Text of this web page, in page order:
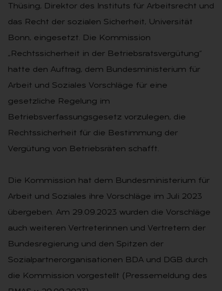
Thüsing, Direktor des Instituts für Arbeitsrecht und
das Recht der sozialen Sicherheit, Universität
Bonn, eingesetzt. Die Kommission
„Rechtssicherheit in der Betriebsratsvergütung“
hatte den Auftrag, dem Bundesministerium für
Arbeit und Soziales Vorschläge für eine
gesetzliche Regelung im
Betriebsverfassungsgesetz vorzulegen, die
Rechtssicherheit für die Bestimmung der
Vergütung von Betriebsräten schafft.
Die Kommission hat dem Bundesministerium für
Arbeit und Soziales ihre Vorschläge im Juli 2023
übergeben. Am 29.09.2023 wurden die Vorschläge
auch weiteren Vertreterinnen und Vertretern der
Bundesregierung und den Spitzen der
Sozialpartnerorganisationen BDA und DGB durch
die Kommission vorgestellt (Pressemeldung des